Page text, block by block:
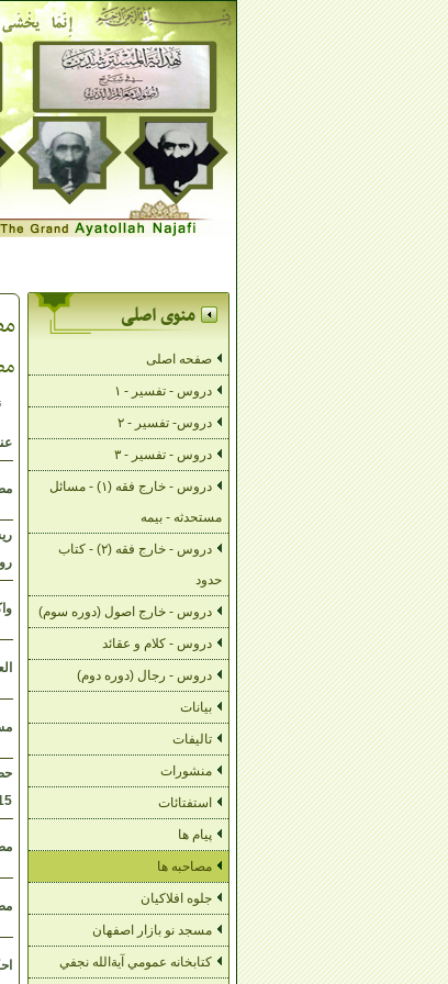
منوی اصلی
صفحه اصلی
دروس - تفسیر - ۱
دروس- تفسیر - ۲
دروس - تفسیر - ۳
دروس - خارج فقه (۱) - مسائل
مستحدثه - بیمه
دروس - خارج فقه (۲) - کتاب
حدود
دروس - خارج اصول (دوره سوم)
دروس - کلام و عقائد
دروس - رجال (دوره دوم)
بیانات
تالیفات
منشورات
استفتائات
پیام ها
مصاحبه ها
جلوه افلاکیان
مسجد نو بازار اصفهان
کتابخانه عمومي آية‌الله نجفي